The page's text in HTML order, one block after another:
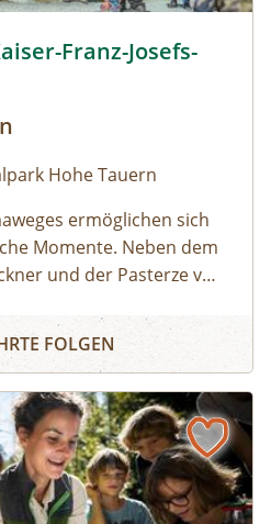
Franz-Josefs-
Hohe Tauern
ermöglichen sich
Momente. Neben dem
und der Pasterze vor
"Nationalpark
viele Murmeltiere und
Josefs-Höhe
FOLGEN